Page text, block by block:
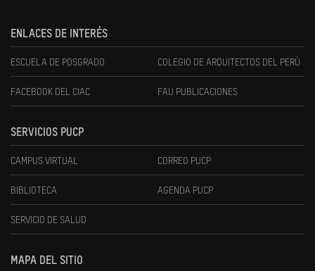
ENLACES DE INTERÉS
ESCUELA DE POSGRADO COLEGIO DE ARQUITECTOS DEL PERÚ
FACEBOOK DEL CIAC FAU PUBLICACIONES
SERVICIOS PUCP
CAMPUS VIRTUAL CORREO PUCP
BIBLIOTECA AGENDA PUCP
SERVICIO DE SALUD
MAPA DEL SITIO